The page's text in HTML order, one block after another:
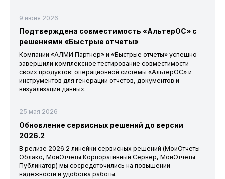
9 июня 2026
Подтверждена совместимость «АльтерОС» с
решениями «Быстрые отчеты»
Компании «АЛМИ Партнер» и «Быстрые отчеты» успешно
завершили комплексное тестирование совместимости
своих продуктов: операционной системы «АльтерОС» и
инструментов для генерации отчетов, документов и
визуализации данных.
25 мая 2026
Обновление сервисных решений до версии
2026.2
В релизе 2026.2 линейки сервисных решений (МоиОтчеты
Облако, МоиОтчеты Корпоративный Сервер, МоиОтчеты
Публикатор) мы сосредоточились на повышении
надёжности и удобства работы.